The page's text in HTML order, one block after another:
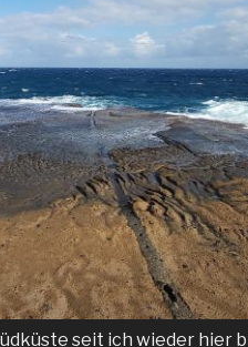
seit ich wieder hier